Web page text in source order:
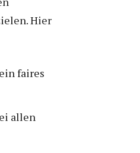
Hier
faires
allen